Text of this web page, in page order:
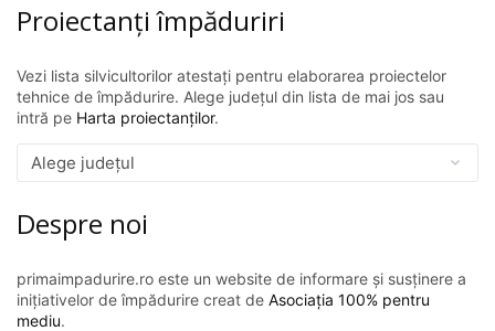
Proiectanți împăduriri
Vezi lista silvicultorilor atestați pentru elaborarea proiectelor
tehnice de împădurire. Alege județul din lista de mai jos sau
intră pe Harta proiectanților.
Despre noi
primaimpadurire.ro este un website de informare și susținere a
inițiativelor de împădurire creat de Asociația 100% pentru
mediu.